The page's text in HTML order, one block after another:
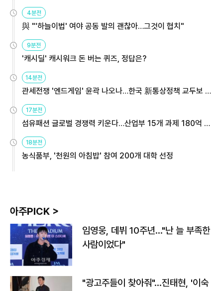
4분전
與 "'하늘이법' 여야 공동 발의 괜찮아…그것이 협치"
9분전
'캐시딜' 캐시워크 돈 버는 퀴즈, 정답은?
14분전
관세전쟁 '엔드게임' 윤곽 나오나…한국 新통상정책 교두보 활
용해야
17분전
섬유패션 글로벌 경쟁력 키운다…산업부 15개 과제 180억 지
원
18분전
농식품부, '천원의 아침밥' 참여 200개 대학 선정
아주PICK >
임영웅, 데뷔 10주년…"난 늘 부족한
사람이었다"
"광고주들이 찾아줘"…진태현, '이숙